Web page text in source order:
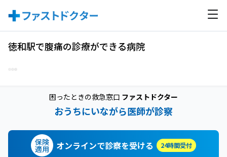
徳和駅で腹痛の診療ができる病院
困ったときの救急窓口 ファストドクター
おうちにいながら医師が診察
保険
適用 オンラインで診察を受ける 24時間受付